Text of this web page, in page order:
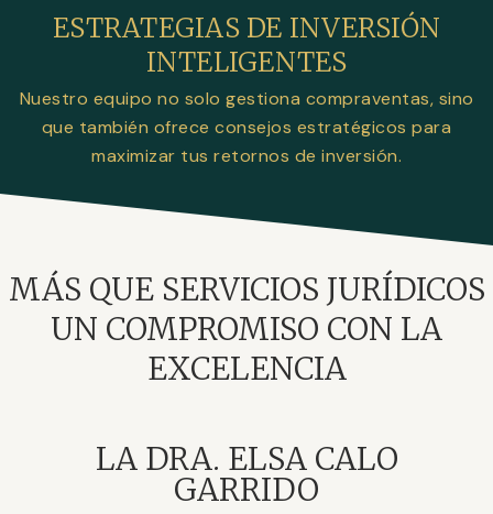
ESTRATEGIAS DE INVERSIÓN
INTELIGENTES
Nuestro equipo no solo gestiona compraventas, sino
que también ofrece consejos estratégicos para
maximizar tus retornos de inversión.
MÁS QUE SERVICIOS JURÍDICOS
UN COMPROMISO CON LA
EXCELENCIA
LA DRA. ELSA CALO
GARRIDO